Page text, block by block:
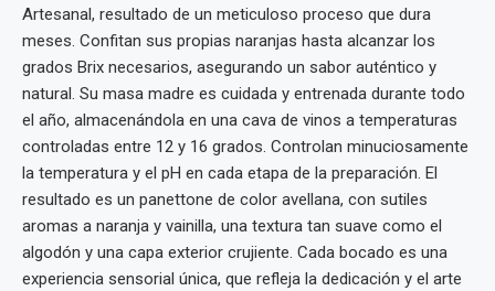
Artesanal, resultado de un meticuloso proceso que dura
meses. Confitan sus propias naranjas hasta alcanzar los
grados Brix necesarios, asegurando un sabor auténtico y
natural. Su masa madre es cuidada y entrenada durante todo
el año, almacenándola en una cava de vinos a temperaturas
controladas entre 12 y 16 grados. Controlan minuciosamente
la temperatura y el pH en cada etapa de la preparación. El
resultado es un panettone de color avellana, con sutiles
aromas a naranja y vainilla, una textura tan suave como el
algodón y una capa exterior crujiente. Cada bocado es una
experiencia sensorial única, que refleja la dedicación y el arte